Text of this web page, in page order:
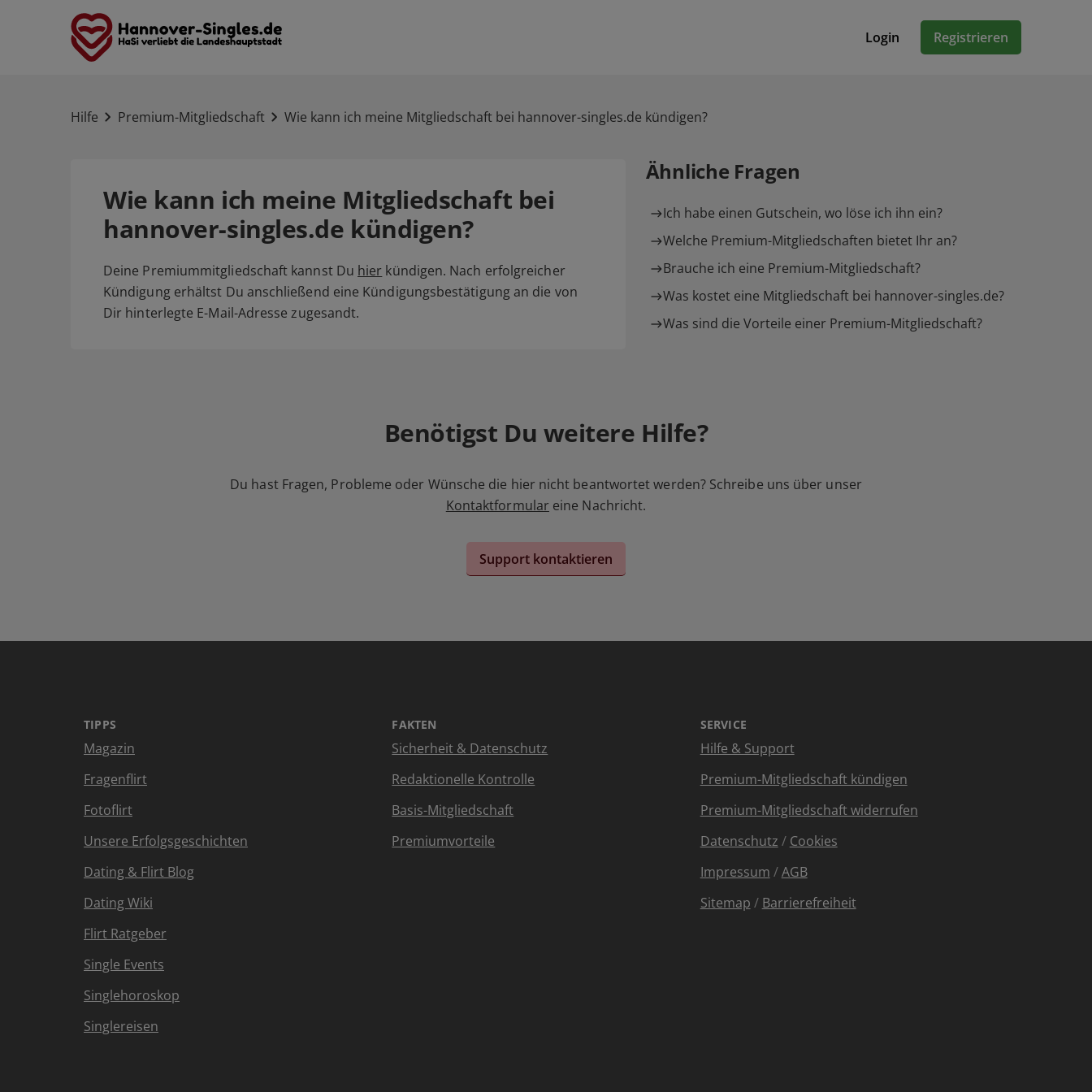
Login Registrieren
Hilfe Premium-Mitgliedschaft Wie kann ich meine Mitgliedschaft bei hannover-singles.de kündigen?
Wie kann ich meine Mitgliedschaft bei
hannover-singles.de kündigen?
Deine Premiummitgliedschaft kannst Du hier kündigen. Nach erfolgreicher
Kündigung erhältst Du anschließend eine Kündigungsbestätigung an die von
Dir hinterlegte E-Mail-Adresse zugesandt.
Ähnliche Fragen
Ich habe einen Gutschein, wo löse ich ihn ein?
Welche Premium-Mitgliedschaften bietet Ihr an?
Brauche ich eine Premium-Mitgliedschaft?
Was kostet eine Mitgliedschaft bei hannover-singles.de?
Was sind die Vorteile einer Premium-Mitgliedschaft?
Benötigst Du weitere Hilfe?
Du hast Fragen, Probleme oder Wünsche die hier nicht beantwortet werden? Schreibe uns über unser
Kontaktformular eine Nachricht.
Support kontaktieren
TIPPS
Magazin
Fragenflirt
Fotoflirt
Unsere Erfolgsgeschichten
Dating & Flirt Blog
Dating Wiki
Flirt Ratgeber
Single Events
Singlehoroskop
Singlereisen
FAKTEN
Sicherheit & Datenschutz
Redaktionelle Kontrolle
Basis-Mitgliedschaft
Premiumvorteile
SERVICE
Hilfe & Support
Premium-Mitgliedschaft kündigen
Premium-Mitgliedschaft widerrufen
Datenschutz / Cookies
Impressum /AGB
Sitemap / Barrierefreiheit